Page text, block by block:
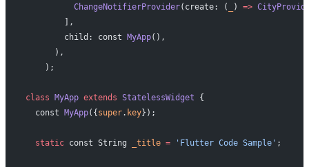
          ChangeNotifierProvider
(create: ( ) =>
        ],
        child: const
MyApp(),
      ),
    );
class MyApp extends StatelessWidget {
  const
MyApp({super. key});
  static
const String _title = 'Flutter Code Sample' ;